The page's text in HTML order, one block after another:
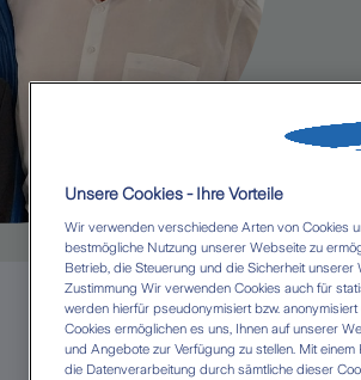
Nachricht senden
Unsere Cookies - Ihre Vorteile
Wir verwenden verschiedene Arten von Cookies
bestmögliche Nutzung unserer Webseite zu
Betrieb, die Steuerung und die Sicherheit
Zustimmung Wir verwenden Cookies auch für
werden hierfür pseudonymisiert bzw.
Cookies ermöglichen es uns, Ihnen auf unserer
und Angebote zur Verfügung zu stellen. Mit einem
die Datenverarbeitung durch sämtliche dieser